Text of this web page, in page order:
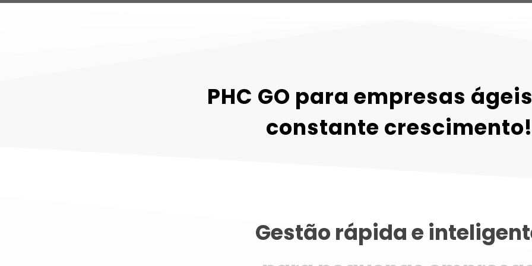
PHC GO para empresas
constante crescimento!
Gestão rápida e